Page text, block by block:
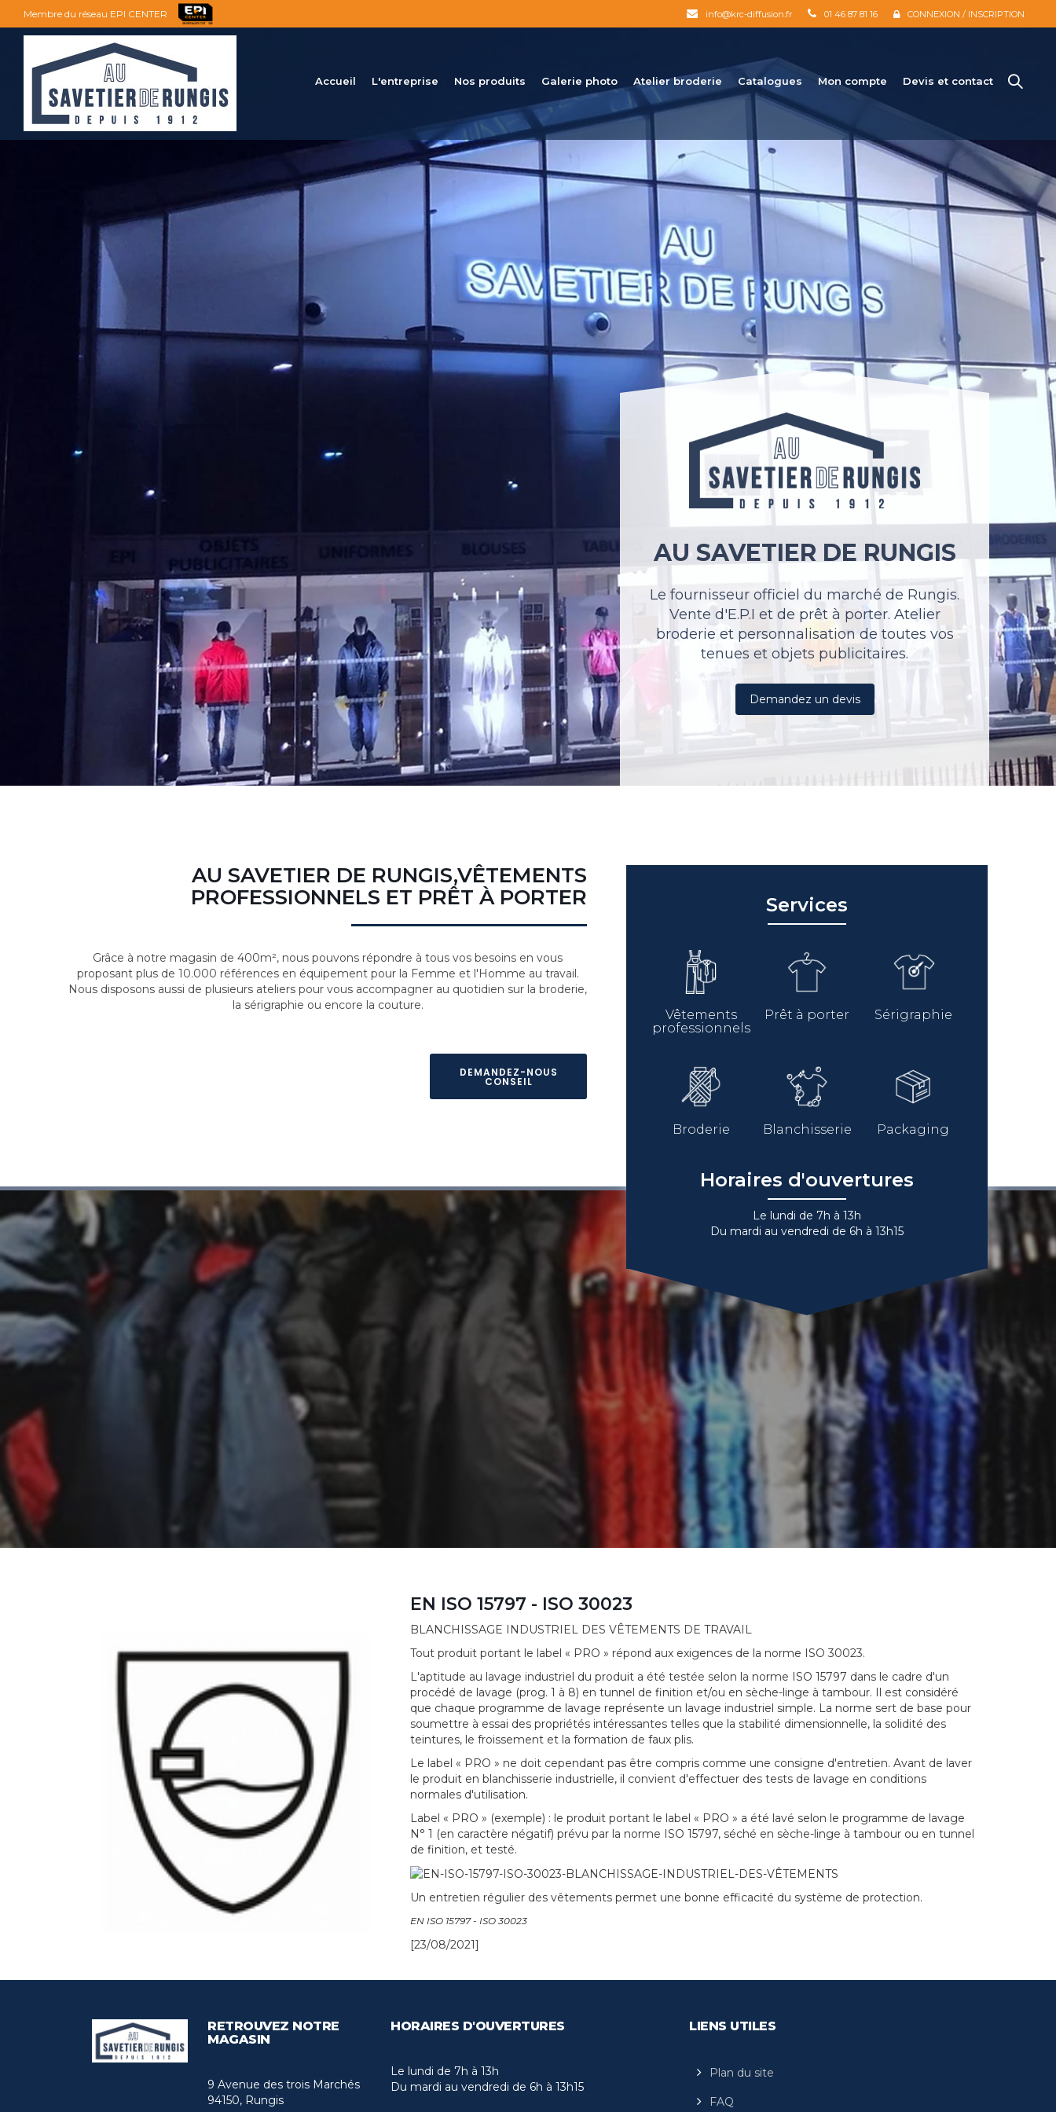
Membre du réseau EPI CENTER info@krc-diffusion.fr 01 46 87 81 16 CONNEXION / INSCRIPTION
Accueil L'entreprise Nos produits Galerie photo Atelier broderie Catalogues Mon compte Devis et contact
AU SAVETIER DE RUNGIS
Le fournisseur officiel du marché de Rungis.
Vente d'E.P.I et de prêt à porter. Atelier
broderie et personnalisation de toutes vos
tenues et objets publicitaires.
Demandez un devis
AU SAVETIER DE RUNGIS,VÊTEMENTS
PROFESSIONNELS ET PRÊT À PORTER
Grâce à notre magasin de 400m², nous pouvons répondre à tous vos besoins en vous
proposant plus de 10.000 références en équipement pour la Femme et l'Homme au travail.
Nous disposons aussi de plusieurs ateliers pour vous accompagner au quotidien sur la broderie,
la sérigraphie ou encore la couture.
DEMANDEZ-NOUS
CONSEIL
Services
Vêtements
professionnels
Prêt à porter Sérigraphie
Broderie Blanchisserie Packaging
Horaires d'ouvertures
Le lundi de 7h à 13h
Du mardi au vendredi de 6h à 13h15
EN ISO 15797 - ISO 30023
BLANCHISSAGE INDUSTRIEL DES VÊTEMENTS DE TRAVAIL
Tout produit portant le label « PRO » répond aux exigences de la norme ISO 30023.
L'aptitude au lavage industriel du produit a été testée selon la norme ISO 15797 dans le cadre d'un
procédé de lavage (prog. 1 à 8) en tunnel de finition et/ou en sèche-linge à tambour. Il est considéré
que chaque programme de lavage représente un lavage industriel simple. La norme sert de base pour
soumettre à essai des propriétés intéressantes telles que la stabilité dimensionnelle, la solidité des
teintures, le froissement et la formation de faux plis.
Le label « PRO » ne doit cependant pas être compris comme une consigne d'entretien. Avant de laver
le produit en blanchisserie industrielle, il convient d'effectuer des tests de lavage en conditions
normales d'utilisation.
Label « PRO » (exemple) : le produit portant le label « PRO » a été lavé selon le programme de lavage
N° 1 (en caractère négatif) prévu par la norme ISO 15797, séché en sèche-linge à tambour ou en tunnel
de finition, et testé.
Un entretien régulier des vêtements permet une bonne efficacité du système de protection.
EN ISO 15797 - ISO 30023
[23/08/2021]
RETROUVEZ NOTRE
MAGASIN
9 Avenue des trois Marchés
94150, Rungis
HORAIRES D'OUVERTURES
Le lundi de 7h à 13h
Du mardi au vendredi de 6h à 13h15
LIENS UTILES
Plan du site
FAQ